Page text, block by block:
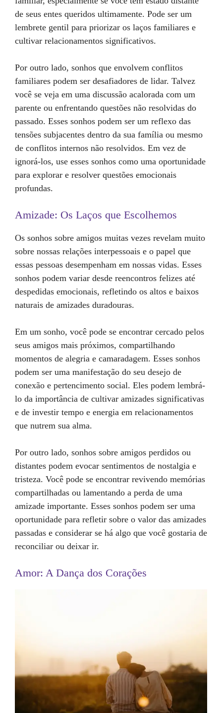
de seus entes queridos ultimamente. Pode ser um
lembrete gentil para priorizar os laços familiares e
cultivar relacionamentos significativos.
Por outro lado, sonhos que envolvem conflitos
familiares podem ser desafiadores de lidar. Talvez
você se veja em uma discussão acalorada com um
parente ou enfrentando questões não resolvidas do
passado. Esses sonhos podem ser um reflexo das
tensões subjacentes dentro da sua família ou mesmo
de conflitos internos não resolvidos. Em vez de
ignorá-los, use esses sonhos como uma oportunidade
para explorar e resolver questões emocionais
profundas.
Amizade: Os Laços que Escolhemos
Os sonhos sobre amigos muitas vezes revelam muito
sobre nossas relações interpessoais e o papel que
essas pessoas desempenham em nossas vidas. Esses
sonhos podem variar desde reencontros felizes até
despedidas emocionais, refletindo os altos e baixos
naturais de amizades duradouras.
Em um sonho, você pode se encontrar cercado pelos
seus amigos mais próximos, compartilhando
momentos de alegria e camaradagem. Esses sonhos
podem ser uma manifestação do seu desejo de
conexão e pertencimento social. Eles podem lembrá-
lo da importância de cultivar amizades significativas
e de investir tempo e energia em relacionamentos
que nutrem sua alma.
Por outro lado, sonhos sobre amigos perdidos ou
distantes podem evocar sentimentos de nostalgia e
tristeza. Você pode se encontrar revivendo memórias
compartilhadas ou lamentando a perda de uma
amizade importante. Esses sonhos podem ser uma
oportunidade para refletir sobre o valor das amizades
passadas e considerar se há algo que você gostaria de
reconciliar ou deixar ir.
Amor: A Dança dos Corações